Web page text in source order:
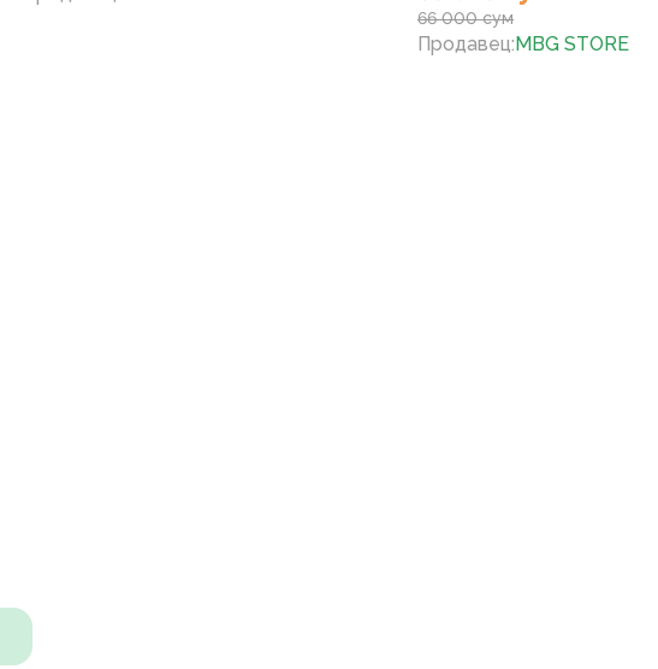
66 000 сум
Продавец:MBG STORE